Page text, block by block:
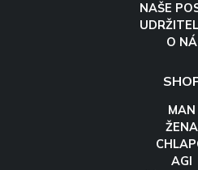
NAŠE
O NÁ
MAN
ŽENA
AGI